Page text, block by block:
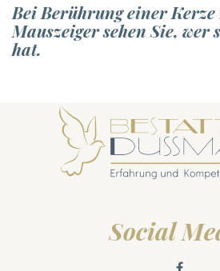
Bei Berührung einer Kerze
Mauszeiger sehen Sie, wer
hat.
Social